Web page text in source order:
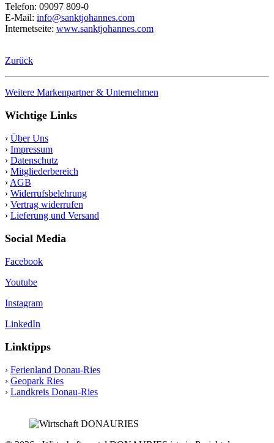
Telefon: 09097 809-0
E-Mail: info@sanktjohannes.com
Internetseite: www.sanktjohannes.com
Zurück
Weitere Markenpartner & Unternehmen
Wichtige Links
› Über Uns
› Impressum
› Datenschutz
› Mitgliederbereich
› AGB
› Widerrufsbelehrung
› Vertrag widerrufen
› Lieferung und Versand
Social Media
Facebook
Youtube
Instagram
LinkedIn
Linktipps
› Ferienland Donau-Ries
› Geopark Ries
› Landkreis Donau-Ries